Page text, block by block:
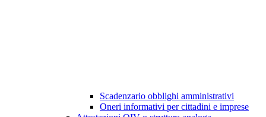
Scadenzario obblighi amministrativi
Oneri informativi per cittadini e imprese